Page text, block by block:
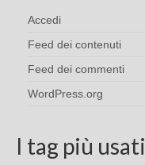
Accedi
Feed dei contenuti
Feed dei commenti
WordPress.org
I tag più usati